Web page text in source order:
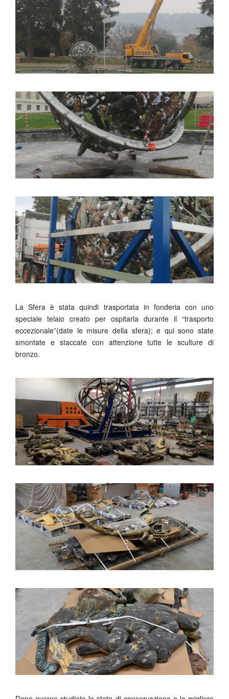
La Sfera è stata quindi trasportata in fonderia con uno
speciale telaio creato per ospitarla durante il “trasporto
eccezionale”(date le misure della sfera); e qui sono state
smontate e staccate con attenzione tutte le sculture di
bronzo.